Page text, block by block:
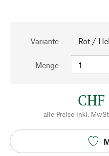
Variante Rot /
Menge
alle Preise inkl.